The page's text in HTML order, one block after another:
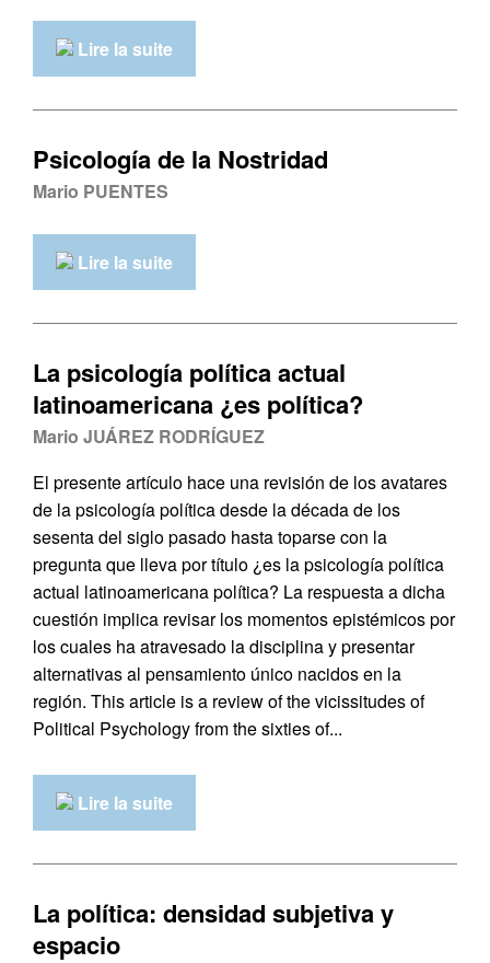
Lire la suite
Psicología de la Nostridad
Mario PUENTES
Lire la suite
La psicología política actual
latinoamericana ¿es política?
Mario JUÁREZ RODRÍGUEZ
El presente artículo hace una revisión de los avatares
de la psicología política desde la década de los
sesenta del siglo pasado hasta toparse con la
pregunta que lleva por título ¿es la psicología política
actual latinoamericana política? La respuesta a dicha
cuestión implica revisar los momentos epistémicos por
los cuales ha atravesado la disciplina y presentar
alternativas al pensamiento único nacidos en la
región. This article is a review of the vicissitudes of
Political Psychology from the sixties of...
Lire la suite
La política: densidad subjetiva y
espacio